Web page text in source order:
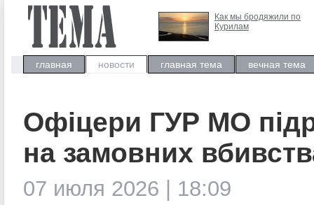
Как мы бродяжили по
Курилам
главная новости главная тема вечная тема
Офіцери ГУР МО
на замовних
07 июля 2026 | 18:09